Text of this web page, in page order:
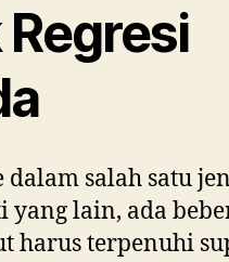
salah satu
yang lain, ada
harus terpenuhi